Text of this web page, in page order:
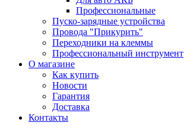
Профессиональные
Пуско-зарядные устройства
Провода "Прикурить"
Переходники на клеммы
Профессиональный инструмент
О магазине
Как купить
Новости
Гарантия
Доставка
Контакты